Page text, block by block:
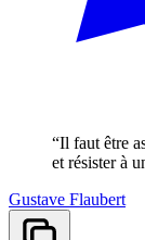
“Il faut être
et résister à
Gustave Flaubert